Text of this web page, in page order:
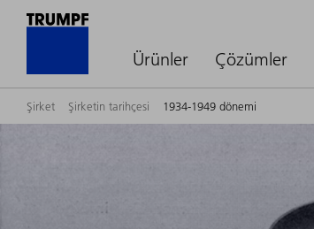
Ürünler Çözümler
Şirket Şirketin tarihçesi 1934-1949 dönemi